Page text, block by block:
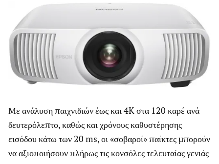
Με ανάλυση παιχνιδιών έως και 4K στα 120 καρέ ανά
δευτερόλεπτο, καθώς και χρόνους καθυστέρησης
εισόδου κάτω των 20 ms, οι «σοβαροί» παίκτες μπορούν
να αξιοποιήσουν πλήρως τις κονσόλες τελευταίας γενιάς